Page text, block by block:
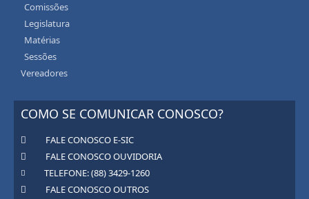
Comissões
Legislatura
Matérias
Sessões
Vereadores
COMO SE COMUNICAR CONOSCO?
FALE CONOSCO E-SIC
FALE CONOSCO OUVIDORIA
TELEFONE: (88) 3429-1260
FALE CONOSCO OUTROS